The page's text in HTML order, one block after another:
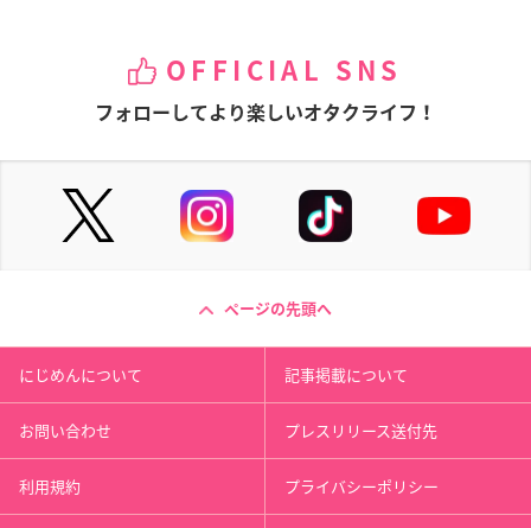
OFFICIAL SNS
フォローしてより楽しいオタクライフ！
ページの先頭へ
にじめんについて 記事掲載について
お問い合わせ プレスリリース送付先
利用規約 プライバシーポリシー